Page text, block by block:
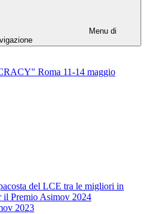
Menu di
Roma 11-14 maggio
del LCE tra le migliori in
il Premio Asimov 2024
2023